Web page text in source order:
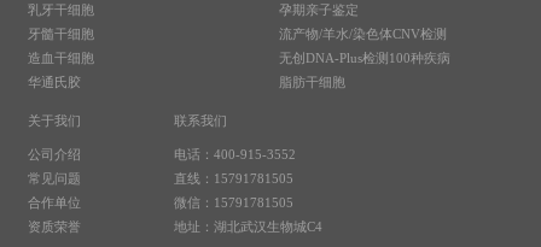
乳牙干细胞
牙髓干细胞
造血干细胞
华通氏胶
孕期亲子鉴定
流产物/羊水/染色体CNV检测
无创DNA-Plus检测100种疾病
脂肪干细胞
关于我们
公司介绍
常见问题
合作单位
资质荣誉
联系我们
电话：400-915-3552
直线：15791781505
微信：15791781505
地址：湖北武汉生物城C4